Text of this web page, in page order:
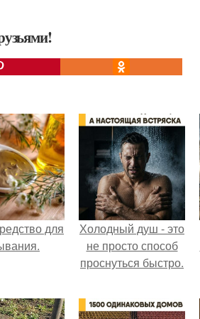
для
Холодный душ - это
не просто способ
проснуться быстро.